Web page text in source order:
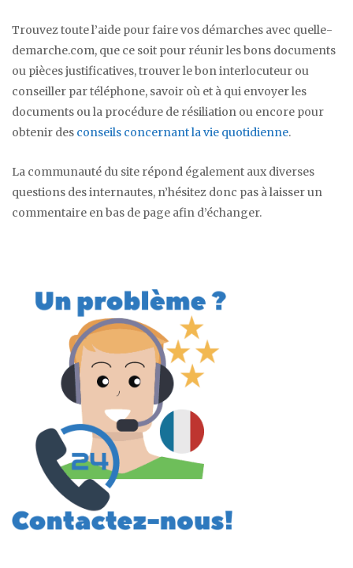
Trouvez toute l’aide pour faire vos démarches avec quelle-
demarche.com, que ce soit pour réunir les bons documents
ou pièces justificatives, trouver le bon interlocuteur ou
conseiller par téléphone, savoir où et à qui envoyer les
documents ou la procédure de résiliation ou encore pour
obtenir des conseils concernant la vie quotidienne.
La communauté du site répond également aux diverses
questions des internautes, n’hésitez donc pas à laisser un
commentaire en bas de page afin d’échanger.